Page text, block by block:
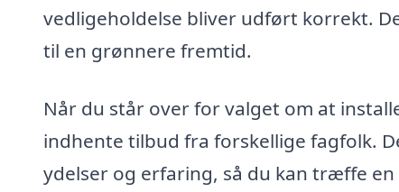
vedligeholdelse bliver udført korrekt.
til en grønnere fremtid.
Når du står over for valget om at
indhente tilbud fra forskellige fagfolk.
ydelser og erfaring, så du kan træffe